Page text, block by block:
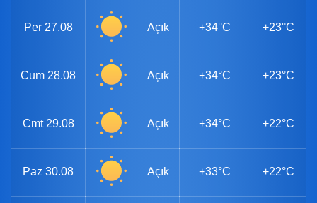
Per 27.08 Açık +34°C +23°C
Cum 28.08 Açık +34°C +23°C
Cmt 29.08 Açık +34°C +22°C
Paz 30.08 Açık +33°C +22°C